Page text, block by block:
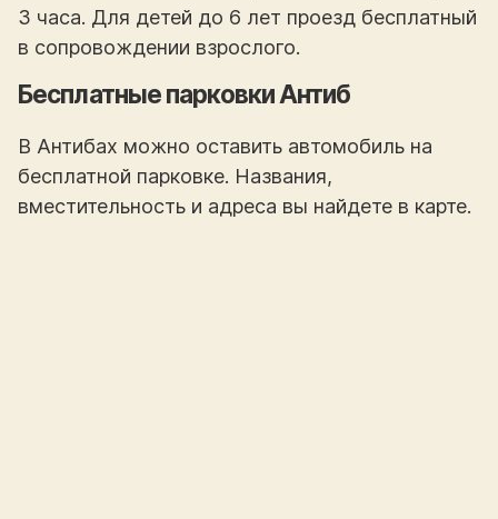
3 часа. Для детей до 6 лет проезд бесплатный
в сопровождении взрослого.
Бесплатные парковки Антиб
В Антибах можно оставить автомобиль на
бесплатной парковке. Названия,
вместительность и адреса вы найдете в карте.